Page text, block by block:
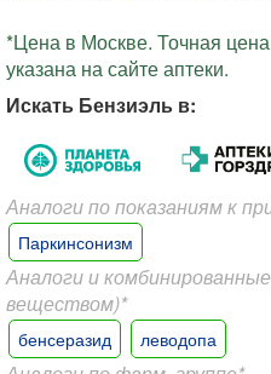
*Цена в Москве. Точная
указана на сайте аптеки.
Искать Бензиэль в:
Аналоги по показаниям к
Паркинсонизм
Аналоги и
веществом)*
бенсеразид леводопа